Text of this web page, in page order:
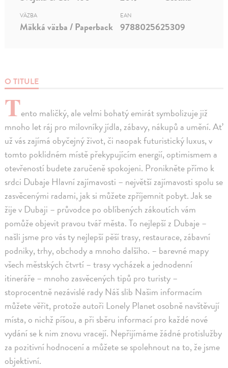
O TITULE
Tento maličký, ale velmi bohatý emirát symbolizuje již
mnoho let ráj pro milovníky jídla, zábavy, nákupů a umění. Ať
už vás zajímá obyčejný život, či naopak futuristický luxus, v
tomto poklidném místě překypujícím energií, optimismem a
otevřeností budete zaručeně spokojeni. Pronikněte přímo k
srdci Dubaje Hlavní zajímavosti – největší zajímavosti spolu se
zasvěcenými radami, jak si můžete zpříjemnit pobyt. Jak se
žije v Dubaji – průvodce po oblíbených zákoutích vám
pomůže objevit pravou tvář města. To nejlepší z Dubaje –
našli jsme pro vás ty nejlepší pěší trasy, restaurace, zábavní
podniky, trhy, obchody a mnoho dalšího. – barevné mapy
všech městských čtvrtí – trasy vycházek a jednodenní
itineráře – mnoho zasvěcených tipů pro turisty –
stoprocentně nezávislé rady Náš slib Našim informacím
můžete věřit, protože autoři Lonely Planet osobně navštěvují
místa, o nichž píšou, a při sběru informací pro každé nové
vydání se k nim znovu vracejí. Nepřijímáme žádné protislužby
za pozitivní hodnocení a můžete se spolehnout na to, že jsme
objektivní.
VÄZBA
Mäkká väzba / Paperback
EAN
9788025625309